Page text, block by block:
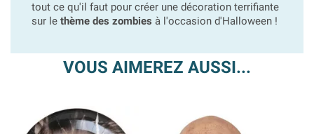
tout ce qu'il faut pour créer une décoration terrifiante
sur le thème des zombies à l'occasion d'Halloween !
VOUS AIMEREZ AUSSI...